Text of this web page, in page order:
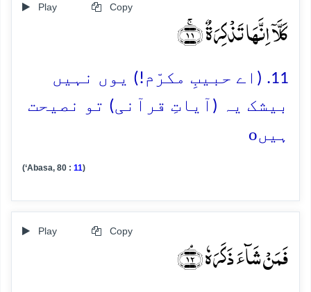
Play Copy
کَلَّاۤ اِنَّہَا تَذۡکِرَۃٌ ﴿ۚ۱۱﴾
11. (اے حبیبِ مکرّم!) یوں نہیں
بیشک یہ (آیاتِ قرآنی) تو نصیحت
ہیںo
(‘Abasa, 80 : 11)
Play Copy
فَمَنۡ شَآءَ ذَکَرَہٗ ﴿ۘ۱۲﴾